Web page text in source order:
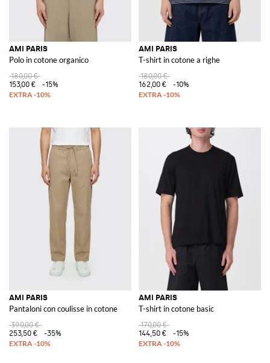
AMI PARIS
Polo in cotone organico
180,00 €
153,00 €
-15%
AMI PARIS
T-shirt in cotone a righe
180,00 €
162,00 €
-10%
AMI PARIS
Pantaloni con coulisse in cotone
390,00 €
253,50 €
-35%
AMI PARIS
T-shirt in cotone basic
170,00 €
144,50 €
-15%